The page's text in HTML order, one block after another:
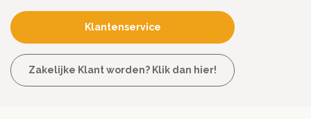
Klantenservice
Zakelijke Klant worden? Klik dan hier!